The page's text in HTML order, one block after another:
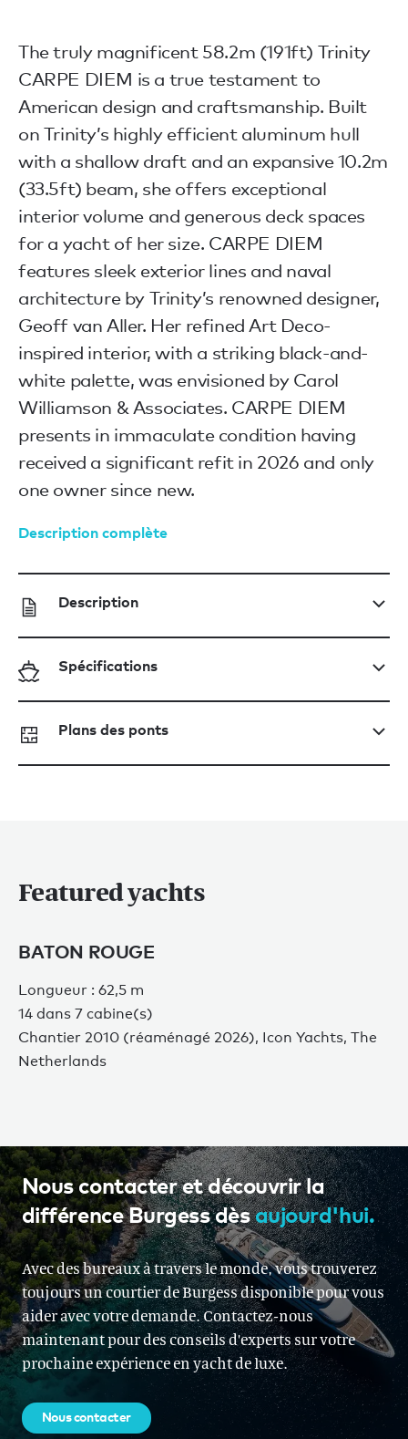
The truly magnificent 58.2m (191ft) Trinity
CARPE DIEM is a true testament to
American design and craftsmanship. Built
on Trinity’s highly efficient aluminum hull
with a shallow draft and an expansive 10.2m
(33.5ft) beam, she offers exceptional
interior volume and generous deck spaces
for a yacht of her size. CARPE DIEM
features sleek exterior lines and naval
architecture by Trinity’s renowned designer,
Geoff van Aller. Her refined Art Deco-
inspired interior, with a striking black-and-
white palette, was envisioned by Carol
Williamson & Associates. CARPE DIEM
presents in immaculate condition having
received a significant refit in 2026 and only
one owner since new.
Description complète
Description
Spécifications
Plans des ponts
Featured yachts
BATON ROUGE
Longueur : 62,5 m
14 dans 7 cabine(s)
Chantier 2010 (réaménagé 2026), Icon Yachts, The
Netherlands
Nous contacter et découvrir la
différence Burgess dèsaujourd'hui.
Avec des bureaux à travers le monde, vous trouverez
toujours un courtier de Burgess disponible pour vous
aider avec votre demande. Contactez-nous
maintenant pour des conseils d'experts sur votre
prochaine expérience en yacht de luxe.
Nous contacter